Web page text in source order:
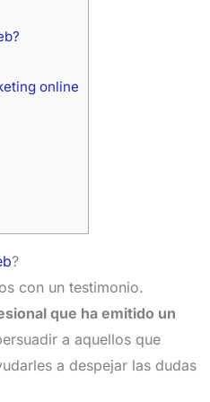
online
?
con un testimonio.
que ha emitido un
a aquellos que
a despejar las dudas